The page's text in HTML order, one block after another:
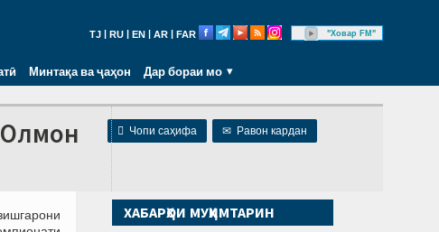
TJ RU EN AR FAR "Ховар FM"
Минтақа ва ҷаҳон Дар бораи мо
 Чопи саҳифа ✉ Равон кардан
Олмон
ХАБАРҲОИ МУҲИМТАРИН